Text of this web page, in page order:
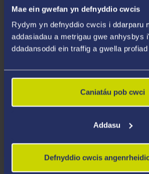
Mae ein gwefan yn defnyddio cwcis
Rydym yn defnyddio cwcis i ddarparu
addasiadau a metrigau gwe anhysbys
ddadansoddi ein traffig a gwella
Caniatáu pob cwci
Addasu
Defnyddio cwcis